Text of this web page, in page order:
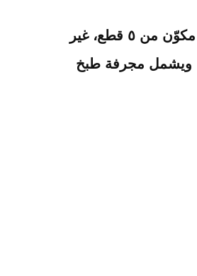
طقم أدوات مطبخ سيليكونية يومية مكوّن من ٥ قطع، غير
ويشمل مجرفة طبخ